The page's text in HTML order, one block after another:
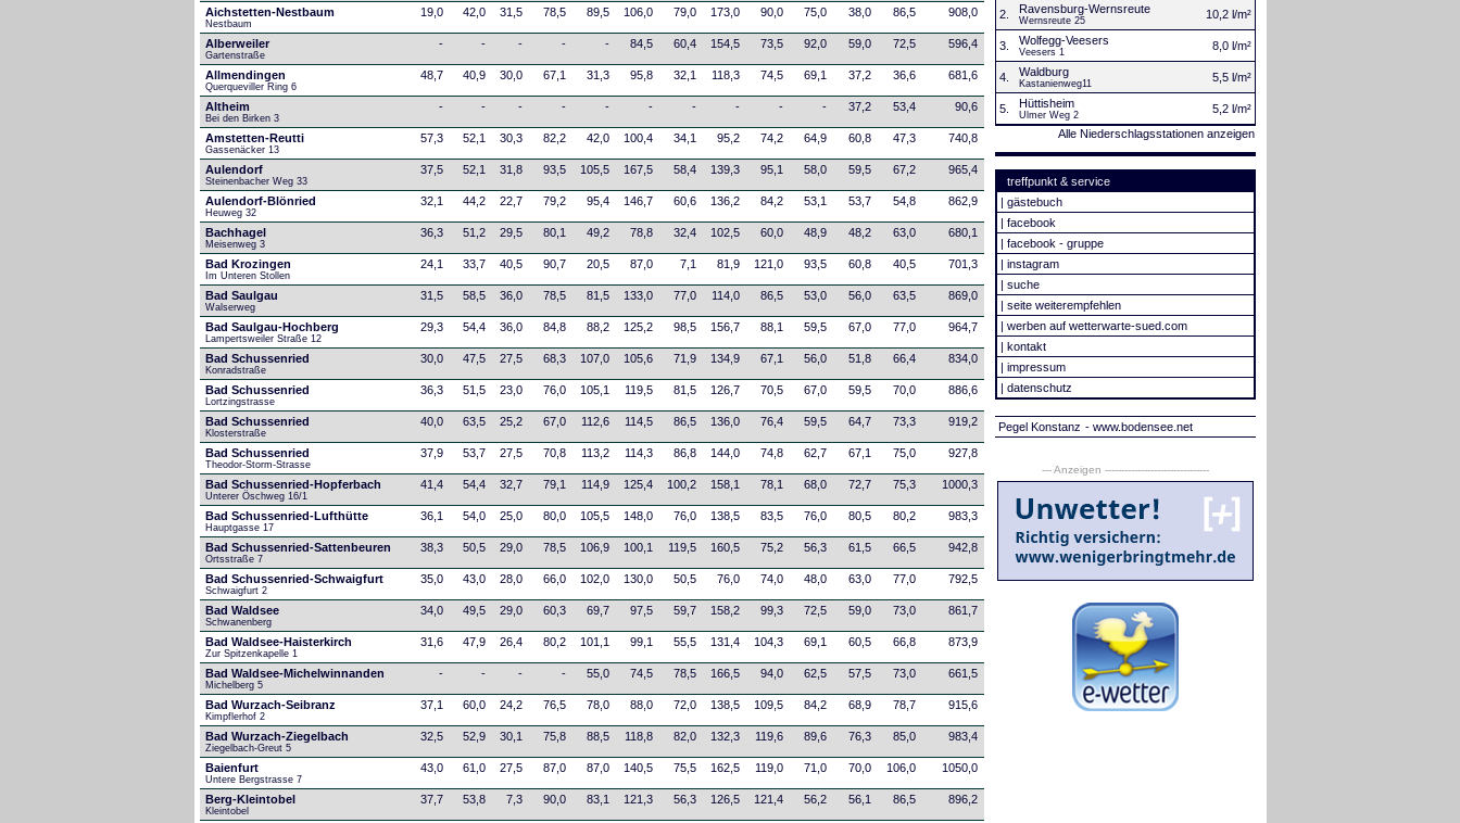
Aichstetten-Nestbaum
Nestbaum
19,0 42,0 31,5 78,5 89,5 106,0 79,0 173,0 90,0 75,0 38,0 86,5 908,0
Alberweiler
Gartenstraße
- - - - - 84,5 60,4 154,5 73,5 92,0 59,0 72,5 596,4
Allmendingen
Querqueviller Ring 6
48,7 40,9 30,0 67,1 31,3 95,8 32,1 118,3 74,5 69,1 37,2 36,6 681,6
Altheim
Bei den Birken 3
- - - - - - - - - - 37,2 53,4 90,6
Amstetten-Reutti
Gassenäcker 13
57,3 52,1 30,3 82,2 42,0 100,4 34,1 95,2 74,2 64,9 60,8 47,3 740,8
Aulendorf
Steinenbacher Weg 33
37,5 52,1 31,8 93,5 105,5 167,5 58,4 139,3 95,1 58,0 59,5 67,2 965,4
Aulendorf-Blönried
Heuweg 32
32,1 44,2 22,7 79,2 95,4 146,7 60,6 136,2 84,2 53,1 53,7 54,8 862,9
Bachhagel
Meisenweg 3
36,3 51,2 29,5 80,1 49,2 78,8 32,4 102,5 60,0 48,9 48,2 63,0 680,1
Bad Krozingen
Im Unteren Stollen
24,1 33,7 40,5 90,7 20,5 87,0 7,1 81,9 121,0 93,5 60,8 40,5 701,3
Bad Saulgau
Walserweg
31,5 58,5 36,0 78,5 81,5 133,0 77,0 114,0 86,5 53,0 56,0 63,5 869,0
Bad Saulgau-Hochberg
Lampertsweiler Straße 12
29,3 54,4 36,0 84,8 88,2 125,2 98,5 156,7 88,1 59,5 67,0 77,0 964,7
Bad Schussenried
Konradstraße
30,0 47,5 27,5 68,3 107,0 105,6 71,9 134,9 67,1 56,0 51,8 66,4 834,0
Bad Schussenried
Lortzingstrasse
36,3 51,5 23,0 76,0 105,1 119,5 81,5 126,7 70,5 67,0 59,5 70,0 886,6
Bad Schussenried
Klosterstraße
40,0 63,5 25,2 67,0 112,6 114,5 86,5 136,0 76,4 59,5 64,7 73,3 919,2
Bad Schussenried
Theodor-Storm-Strasse
37,9 53,7 27,5 70,8 113,2 114,3 86,8 144,0 74,8 62,7 67,1 75,0 927,8
Bad Schussenried-Hopferbach
Unterer Öschweg 16/1
41,4 54,4 32,7 79,1 114,9 125,4 100,2 158,1 78,1 68,0 72,7 75,3 1000,3
Bad Schussenried-Lufthütte
Hauptgasse 17
36,1 54,0 25,0 80,0 105,5 148,0 76,0 138,5 83,5 76,0 80,5 80,2 983,3
Bad Schussenried-Sattenbeuren
Ortsstraße 7
38,3 50,5 29,0 78,5 106,9 100,1 119,5 160,5 75,2 56,3 61,5 66,5 942,8
Bad Schussenried-Schwaigfurt
Schwaigfurt 2
35,0 43,0 28,0 66,0 102,0 130,0 50,5 76,0 74,0 48,0 63,0 77,0 792,5
Bad Waldsee
Schwanenberg
34,0 49,5 29,0 60,3 69,7 97,5 59,7 158,2 99,3 72,5 59,0 73,0 861,7
Bad Waldsee-Haisterkirch
Zur Spitzenkapelle 1
31,6 47,9 26,4 80,2 101,1 99,1 55,5 131,4 104,3 69,1 60,5 66,8 873,9
Bad Waldsee-Michelwinnanden
Michelberg 5
- - - - 55,0 74,5 78,5 166,5 94,0 62,5 57,5 73,0 661,5
Bad Wurzach-Seibranz
Kimpflerhof 2
37,1 60,0 24,2 76,5 78,0 88,0 72,0 138,5 109,5 84,2 68,9 78,7 915,6
Bad Wurzach-Ziegelbach
Ziegelbach-Greut 5
32,5 52,9 30,1 75,8 88,5 118,8 82,0 132,3 119,6 89,6 76,3 85,0 983,4
Baienfurt
Untere Bergstrasse 7
43,0 61,0 27,5 87,0 87,0 140,5 75,5 162,5 119,0 71,0 70,0 106,0 1050,0
Berg-Kleintobel
Kleintobel
37,7 53,8 7,3 90,0 83,1 121,3 56,3 126,5 121,4 56,2 56,1 86,5 896,2
2. Ravensburg-Wernsreute
Wernsreute 25 10,2 l/m²
3. Wolfegg-Veesers
Veesers 1 8,0 l/m²
4. Waldburg
Kastanienweg11 5,5 l/m²
5. Hüttisheim
Ulmer Weg 2
5,2 l/m²
Alle Niederschlagsstationen anzeigen
treffpunkt & service
| gästebuch
| facebook
| facebook - gruppe
| instagram
| suche
| seite weiterempfehlen
| werben auf wetterwarte-sued.com
| kontakt
| impressum
| datenschutz
Pegel Konstanz - www.bodensee.net
--- Anzeigen --------------------------------